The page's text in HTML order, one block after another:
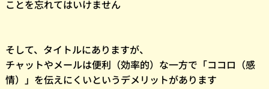
ことを忘れてはいけません
そして、タイトルにありますが、
チャットやメールは便利（効率的）な一方で「ココロ（感
情）」を伝えにくいというデメリットがあります